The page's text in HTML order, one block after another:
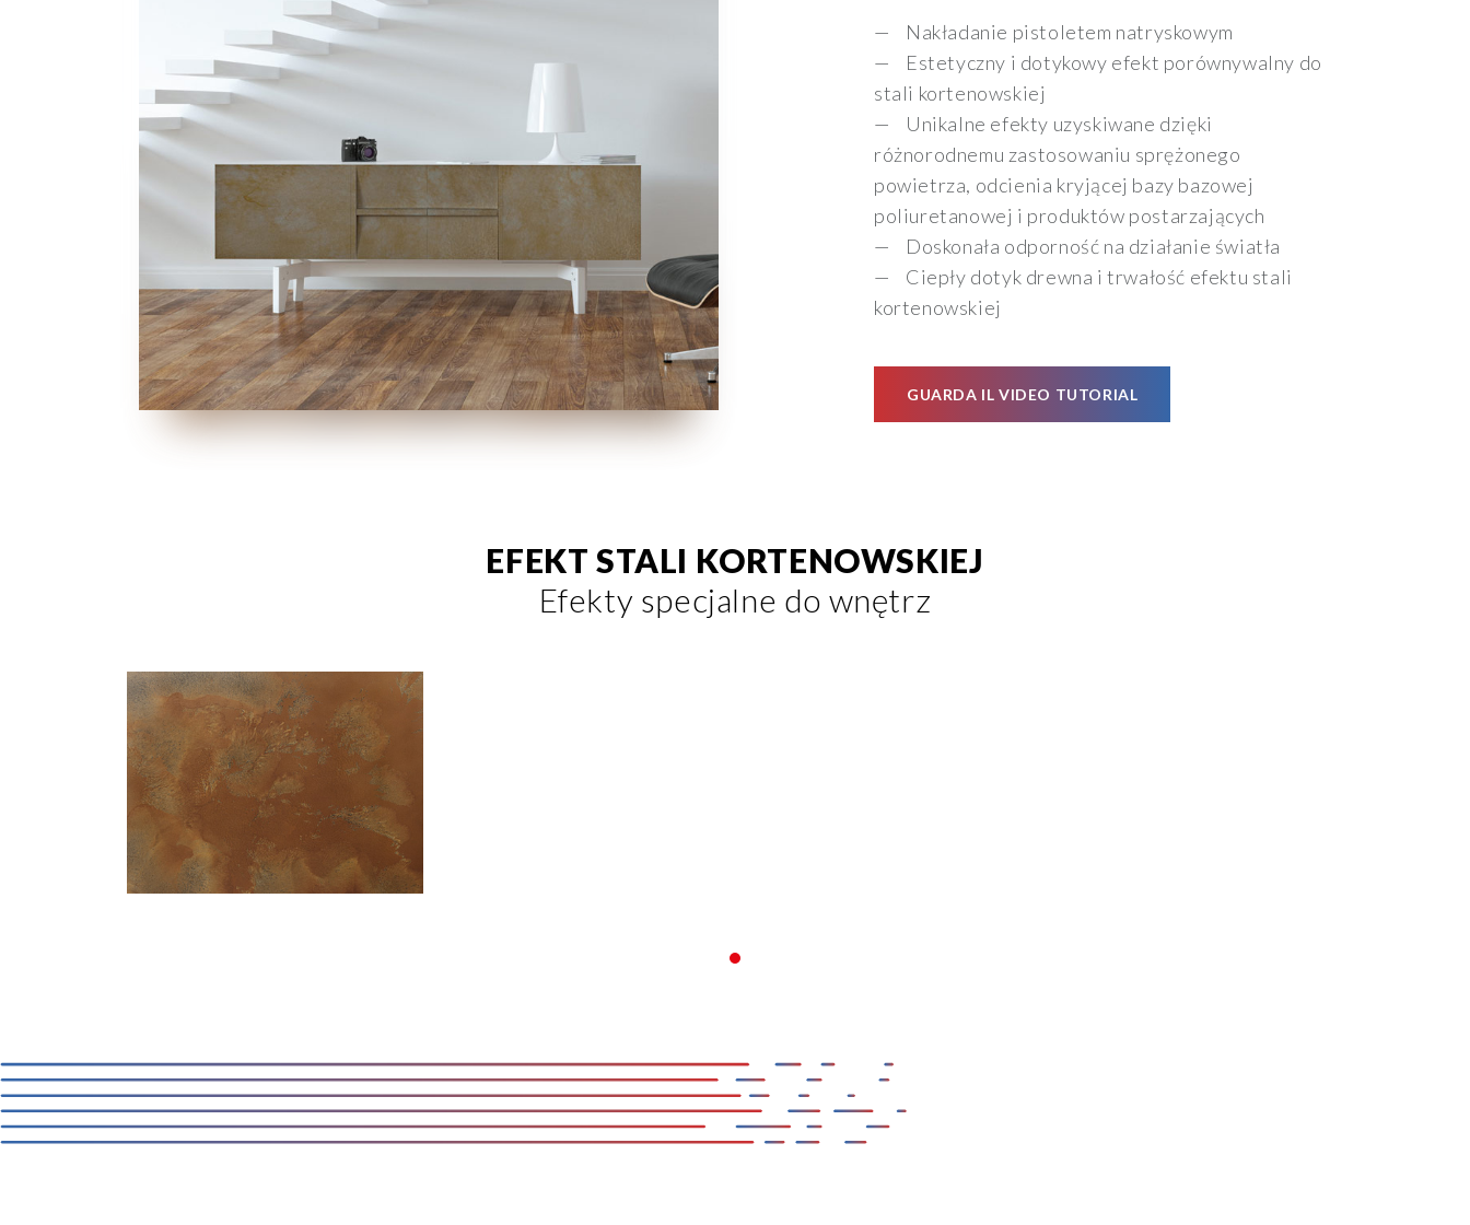
Nakładanie pistoletem natryskowym
Estetyczny i dotykowy efekt porównywalny do
stali kortenowskiej
Unikalne efekty uzyskiwane dzięki
różnorodnemu zastosowaniu sprężonego
powietrza, odcienia kryjącej bazy bazowej
poliuretanowej i produktów postarzających
Doskonała odporność na działanie światła
Ciepły dotyk drewna i trwałość efektu stali
kortenowskiej
GUARDA IL VIDEO TUTORIAL
EFEKT STALI KORTENOWSKIEJ
Efekty specjalne do wnętrz